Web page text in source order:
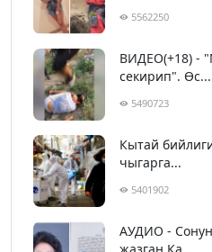
5562250
ВИДЕО(+18) -
секирип". Өс...
5490723
Кытай
чыгарга...
5401902
АУДИО -